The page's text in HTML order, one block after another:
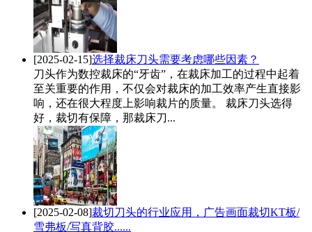
[2025-02-15]选择裁床刀头需要考虑哪些因素？
刀头作为数控裁床的“牙齿”，在裁床加工的过程中起着
至关重要的作用，不仅会对裁床的加工效率产生直接影
响，还在很大程度上影响裁片的质量。 裁床刀头选得
好，裁切有保障，那裁床刀...
[2025-02-08]裁切刀头的行业应用，广告画面裁切KT板/
雪弗板/写真背胶......